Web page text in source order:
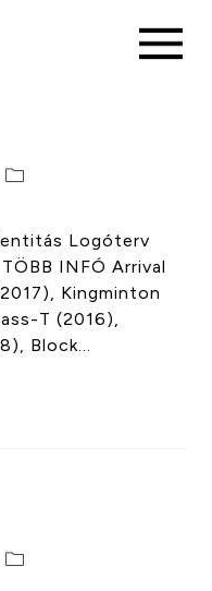
Logóterv
INFÓ Arrival
Kingminton
T (2016),
Block…